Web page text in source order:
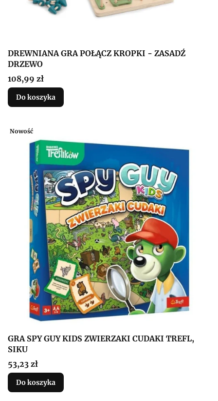
DREWNIANA GRA POŁĄCZ KROPKI - ZASADŹ
DRZEWO
Cena
108,99 zł
Do koszyka
Nowość
GRA SPY GUY KIDS ZWIERZAKI CUDAKI TREFL,
SIKU
Cena
53,23 zł
Do koszyka